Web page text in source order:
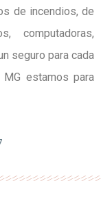
de incendios, de
computadoras,
seguro para cada
estamos para